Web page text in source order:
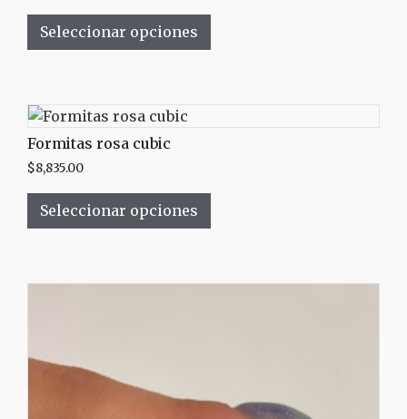
Seleccionar opciones
Formitas rosa cubic
$8,835.00
Seleccionar opciones